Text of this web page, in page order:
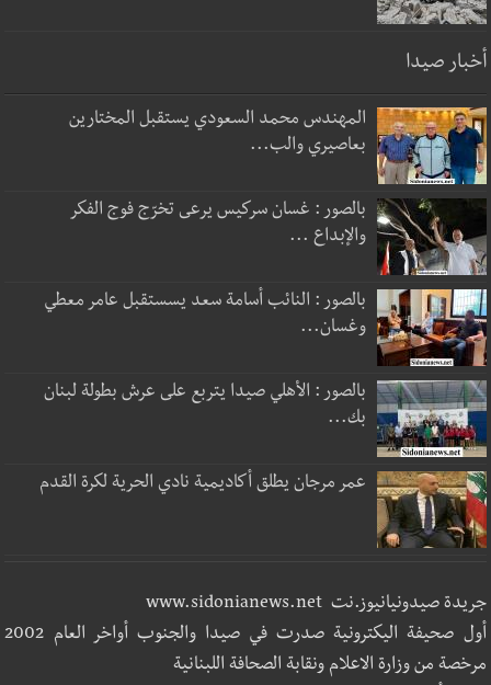
أخبار صيدا
المهندس محمد السعودي يستقبل المختارين
بعاصيري والب...
بالصور : غسان سركيس يرعى تخرّج فوج الفكر
والإبداع ...
بالصور : النائب أسامة سعد يسستقبل عامر معطي
وغسان...
بالصور : الأهلي صيدا يتربع على عرش بطولة لبنان
بك...
عمر مرجان يطلق أكاديمية نادي الحرية لكرة القدم
جريدة صيدونيانيوز.نت www.sidonianews.net
أول صحيفة اليكترونية صدرت في صيدا والجنوب أواخر العام 2002
مرخصة من وزارة الاعلام ونقابة الصحافة اللبنانية